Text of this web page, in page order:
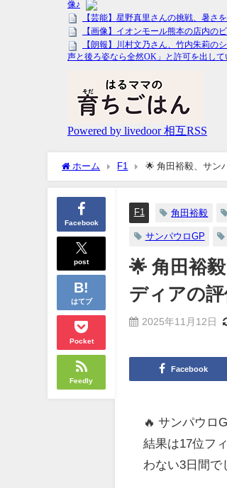
ホーム F1 🌟 角田裕毅、サン
Facebook
post
はてブ
Pocket
Feedly
F1 角田裕毅
サンパウロGP
🌟 角田裕
ディアの
2025年11月12日
Facebook
🔥 サンパウロ
結果は17位フ
わない3日間で